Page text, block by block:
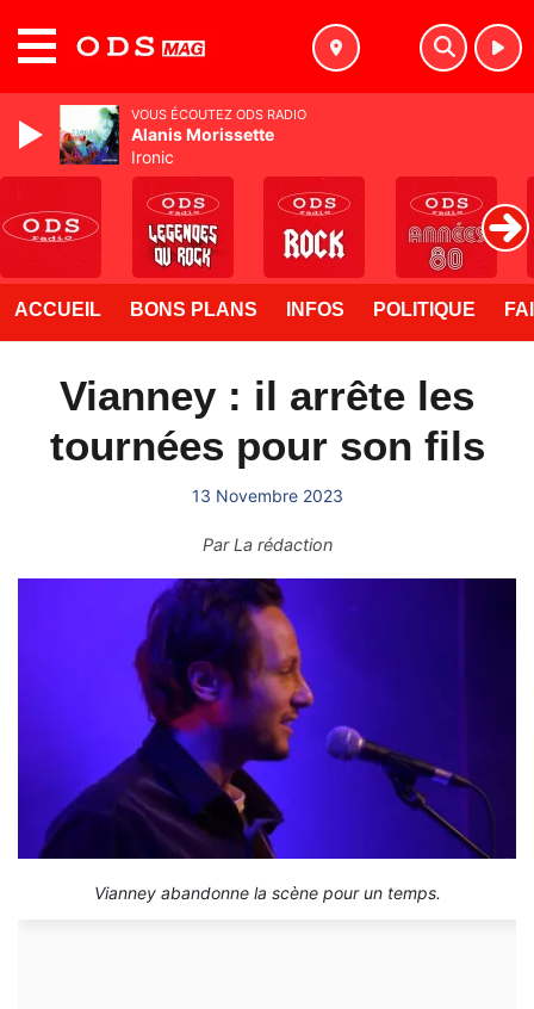
ACCUEIL BONS PLANS INFOS POLITIQUE
Vianney : il arrête les
tournées pour son fils
13 Novembre 2023
ParLa rédaction
Vianney abandonne la scène pour un temps.
VOUS ÉCOUTEZ ODS RADIO
Alanis Morissette
Ironic